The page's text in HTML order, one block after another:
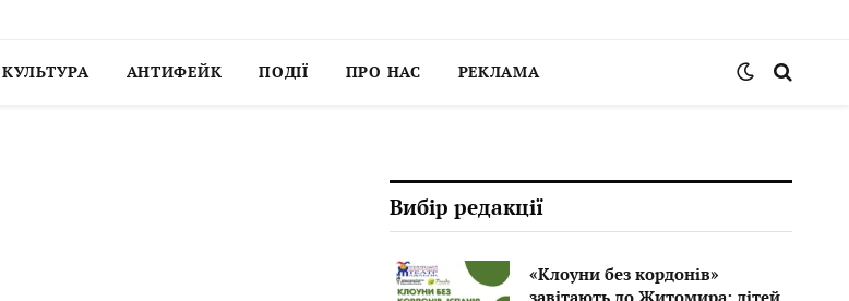
КУЛЬТУРА АНТИФЕЙК ПОДІЇ ПРО НАС РЕКЛАМА
Вибір редакції
«Клоуни без кордонів»
завітають до Житомира: дітей